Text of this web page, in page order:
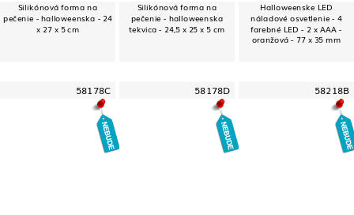
Silikónová forma na
pečenie - halloweenska - 24
x 27 x 5 cm
Silikónová forma na
pečenie - halloweenska
tekvica - 24,5 x 25 x 5 cm
Halloweenske LED
náladové osvetlenie - 4
farebné LED - 2 x AAA -
oranžová - 77 x 35 mm
58178C 58178D 58218B